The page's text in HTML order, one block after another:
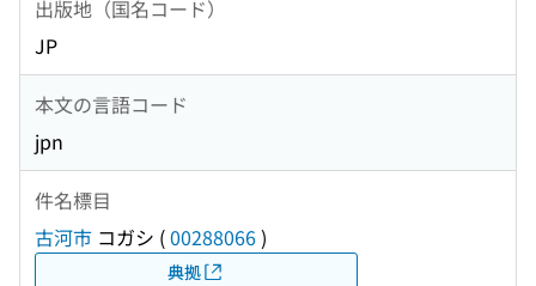
出版地（国名コード）
JP
本文の言語コード
jpn
件名標目
古河市 コガシ (00288066)
典拠